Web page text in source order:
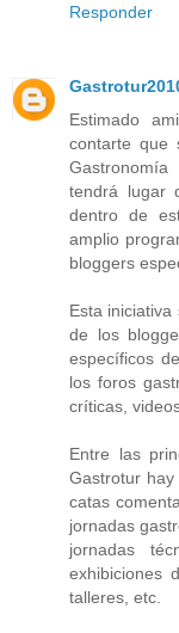
Responder
Estimado
contarte que
tendrá lugar
dentro de
amplio
bloggers
Esta
de los
específicos
los foros
críticas,
Entre las
Gastrotur
catas
jornadas
jornadas
exhibiciones
talleres, etc.